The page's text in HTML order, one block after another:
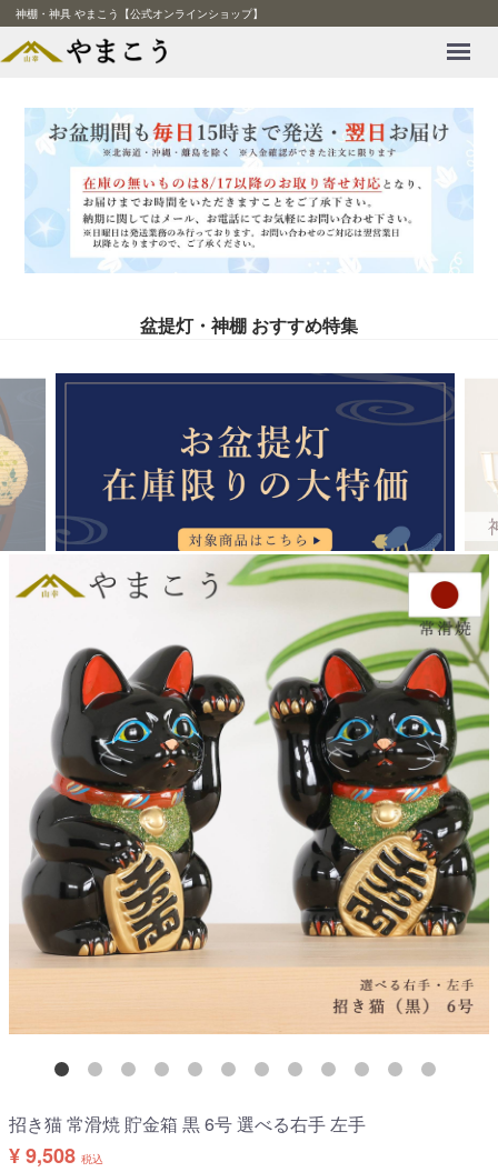
神棚・神具 やまこう【公式オンラインショップ】
盆提灯・神棚 おすすめ特集
招き猫 常滑焼 貯金箱 黒 6号 選べる右手 左手
¥ 9,508 税込